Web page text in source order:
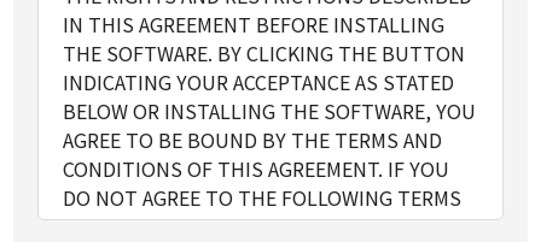
IN THIS AGREEMENT BEFORE INSTALLING
THE SOFTWARE. BY CLICKING THE BUTTON
INDICATING YOUR ACCEPTANCE AS STATED
BELOW OR INSTALLING THE SOFTWARE, YOU
AGREE TO BE BOUND BY THE TERMS AND
CONDITIONS OF THIS AGREEMENT. IF YOU
DO NOT AGREE TO THE FOLLOWING TERMS
AND CONDITIONS OF THIS AGREEMENT, DO